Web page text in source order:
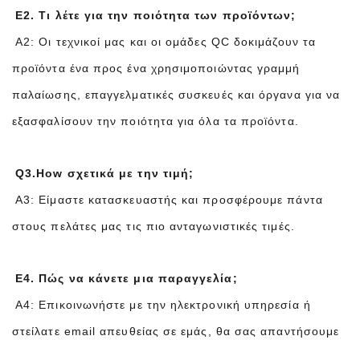
Ε2. Τι λέτε για την ποιότητα των προϊόντων;
A2: Οι τεχνικοί μας και οι ομάδες QC δοκιμάζουν τα
προϊόντα ένα προς ένα χρησιμοποιώντας γραμμή
παλαίωσης, επαγγελματικές συσκευές και όργανα για να
εξασφαλίσουν την ποιότητα για όλα τα προϊόντα.
Q3.How σχετικά με την τιμή;
A3: Είμαστε κατασκευαστής και προσφέρουμε πάντα
στους πελάτες μας τις πιο ανταγωνιστικές τιμές.
Ε4. Πώς να κάνετε μια παραγγελία;
A4: Επικοινωνήστε με την ηλεκτρονική υπηρεσία ή
στείλατε email απευθείας σε εμάς, θα σας απαντήσουμε